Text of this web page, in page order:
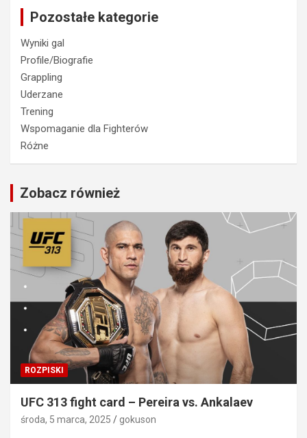
Pozostałe kategorie
Wyniki gal
Profile/Biografie
Grappling
Uderzane
Trening
Wspomaganie dla Fighterów
Różne
Zobacz również
ROZPISKI
UFC 313 fight card – Pereira vs. Ankalaev
środa, 5 marca, 2025 gokuson